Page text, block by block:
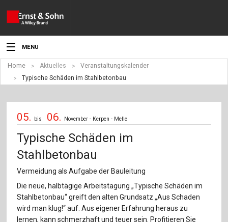
MENU
Aktuelles
Angebote
Fachgebiete
Produkte
Werben
Service
Home Aktuelles
Veranstaltungskalender
Typische Schäden im Stahlbetonbau
05. bis 06. November - Kerpen - Melle
Typische Schäden im
Stahlbetonbau
Vermeidung als Aufgabe der Bauleitung
Die neue, halbtägige Arbeitstagung „Typische Schäden im
Stahlbetonbau“ greift den alten Grundsatz „Aus Schaden
wird man klug!“ auf. Aus eigener Erfahrung heraus zu
lernen, kann schmerzhaft und teuer sein. Profitieren Sie